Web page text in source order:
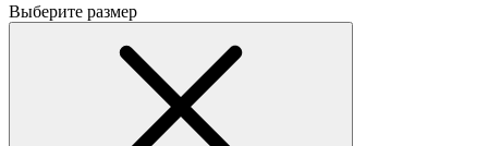
Выберите размер